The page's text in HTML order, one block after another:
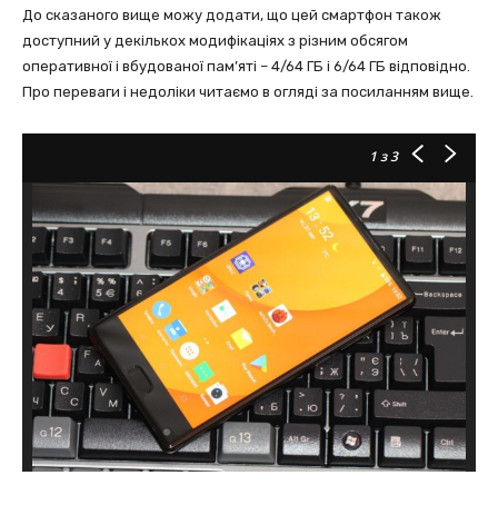
До сказаного вище можу додати, що цей смартфон також
доступний у декількох модифікаціях з різним обсягом
оперативної і вбудованої пам’яті – 4/64 ГБ і 6/64 ГБ відповідно.
Про переваги і недоліки читаємо в огляді за посиланням вище.
1з 3